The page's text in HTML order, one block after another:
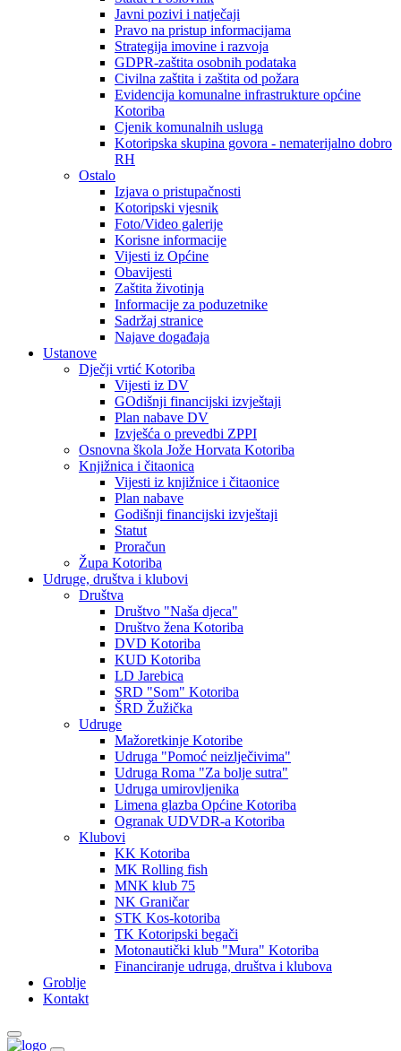
Javni pozivi i natječaji
Pravo na pristup informacijama
Strategija imovine i razvoja
GDPR-zaštita osobnih podataka
Civilna zaštita i zaštita od požara
Evidencija komunalne infrastrukture općine
Kotoriba
Cjenik komunalnih usluga
Kotoripska skupina govora - nematerijalno dobro
RH
Ostalo
Izjava o pristupačnosti
Kotoripski vjesnik
Foto/Video galerije
Korisne informacije
Vijesti iz Općine
Obavijesti
Zaštita životinja
Informacije za poduzetnike
Sadržaj stranice
Najave događaja
Ustanove
Dječji vrtić Kotoriba
Vijesti iz DV
GOdišnji financijski izvještaji
Plan nabave DV
Izvješća o prevedbi ZPPI
Osnovna škola Jože Horvata Kotoriba
Knjižnica i čitaonica
Vijesti iz knjižnice i čitaonice
Plan nabave
Godišnji financijski izvještaji
Statut
Proračun
Župa Kotoriba
Udruge, društva i klubovi
Društva
Društvo "Naša djeca"
Društvo žena Kotoriba
DVD Kotoriba
KUD Kotoriba
LD Jarebica
SRD "Som" Kotoriba
ŠRD Žužička
Udruge
Mažoretkinje Kotoribe
Udruga "Pomoć neizlječivima"
Udruga Roma "Za bolje sutra"
Udruga umirovljenika
Limena glazba Općine Kotoriba
Ogranak UDVDR-a Kotoriba
Klubovi
KK Kotoriba
MK Rolling fish
MNK klub 75
NK Graničar
STK Kos-kotoriba
TK Kotoripski begači
Motonautički klub "Mura" Kotoriba
Financiranje udruga, društva i klubova
Groblje
Kontakt